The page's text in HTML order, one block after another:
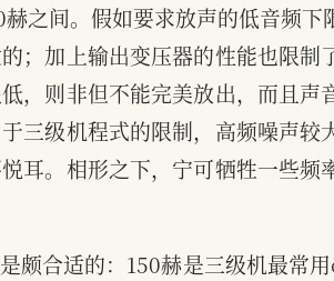
之间。假如要求放声的低音频
；加上输出变压器的性能也限制
，则非但不能完美放出，而且
三级机程式的限制，高频噪声
耳。相形之下，宁可牺牲一些
颇合适的：150赫是三级机最常